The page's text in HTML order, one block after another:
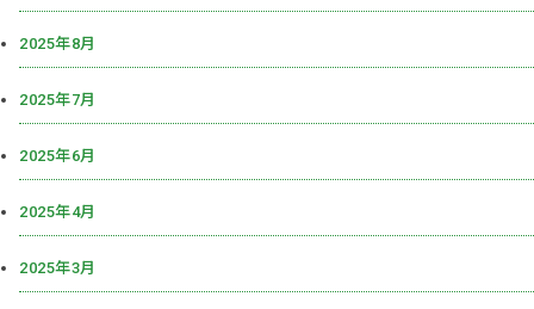
2025年8月
2025年7月
2025年6月
2025年4月
2025年3月